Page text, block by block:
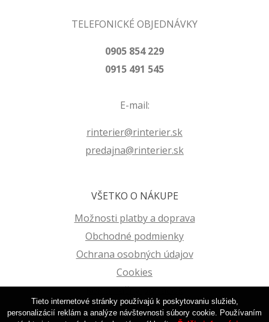
TELEFONICKÉ OBJEDNÁVKY
0905 854 229
0915 491 545
E-mail:
rinterier@rinterier.sk
predajna@rinterier.sk
VŠETKO O NÁKUPE
Možnosti platby a doprava
Obchodné podmienky
Ochrana osobných údajov
Cookies
Reklamačný poriadok
Tieto internetové stránky používajú k poskytovaniu služieb,
personalizácií reklám a analýze návštevnosti súbory cookie. Používaním